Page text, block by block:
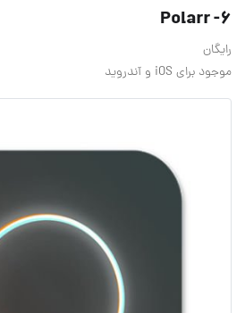
6- Polarr
رایگان
موجود برای iOS و آندروید